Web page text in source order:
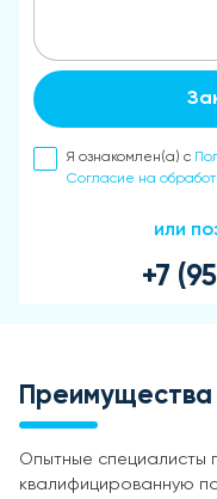
Я ознакомлен(а) с
Согласие на
или
+7
Преимущества
Опытные специалисты
квалифицированную